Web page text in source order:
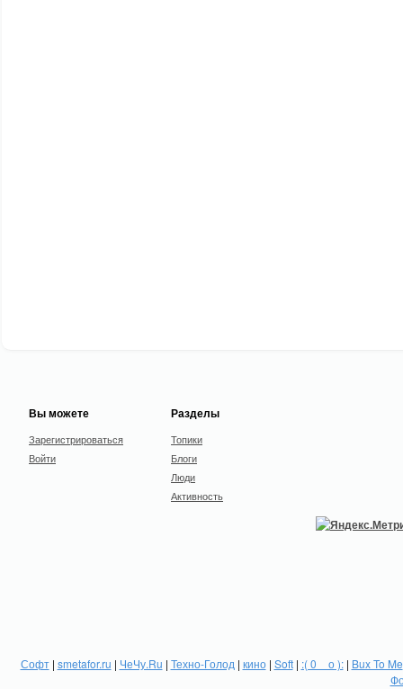
Вы можете
Зарегистрироваться
Войти
Разделы
Топики
Блоги
Люди
Активность
Софт| smetafor.ru | ЧеЧу.Ru | Техно-Голод | кино| Soft| :( 0 _ о ):| Bux To Me